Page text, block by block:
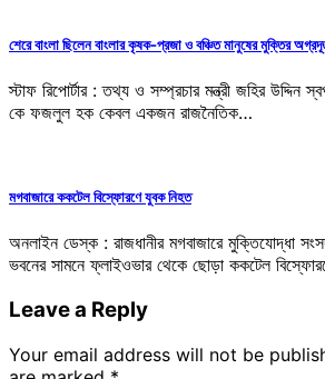
শেরে বাংলা ছিলেন বাংলার কৃষক-প্রজা ও বঞ্চিত মানুষের মুক্তির
স্টাফ রিপোর্টার : তথ্য ও সম্প্রচার মন্ত্রী জহির উদ্দিন
কে ফজলুল হক কেবল একজন রাজনৈতিক…
মগবাজারে ককটেল বিস্ফোরণে যুবক নিহত
অনলাইন ডেস্ক : রাজধানীর মগবাজারে মুক্তিযোদ্ধা সংসদ
ভবনের সামনে ফ্লাইওভার থেকে ছোড়া ককটেল
Leave a Reply
Your email address will not be